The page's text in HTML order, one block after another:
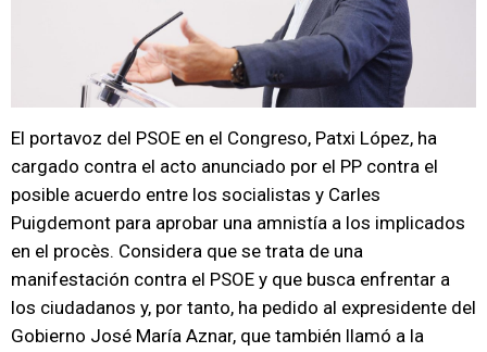
El portavoz del PSOE en el Congreso, Patxi López, ha
cargado contra el acto anunciado por el PP contra el
posible acuerdo entre los socialistas y Carles
Puigdemont para aprobar una amnistía a los implicados
en el procès. Considera que se trata de una
manifestación contra el PSOE y que busca enfrentar a
los ciudadanos y, por tanto, ha pedido al expresidente del
Gobierno José María Aznar, que también llamó a la